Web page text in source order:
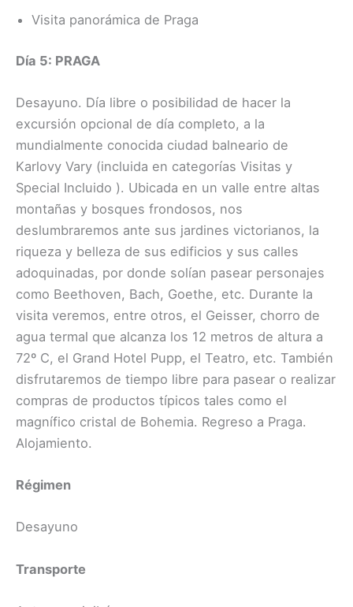
Visita panorámica de Praga
Día 5: PRAGA
Desayuno. Día libre o posibilidad de hacer la
excursión opcional de día completo, a la
mundialmente conocida ciudad balneario de
Karlovy Vary (incluida en categorías Visitas y
Special Incluido ​). Ubicada en un valle entre altas
montañas y bosques frondosos, nos
deslumbraremos ante sus jardines victorianos, la
riqueza y belleza de sus edificios y sus calles
adoquinadas, por donde solían pasear personajes
como Beethoven, Bach, Goethe, etc. Durante la
visita veremos, entre otros, el Geisser, chorro de
agua termal que alcanza los 12 metros de altura a
72º C, el Grand Hotel Pupp, el Teatro, etc. También
disfrutaremos de tiempo libre para pasear o realizar
compras de productos típicos tales como el
magnífico cristal de Bohemia. Regreso a Praga.
Alojamiento.
Régimen
Desayuno
Transporte